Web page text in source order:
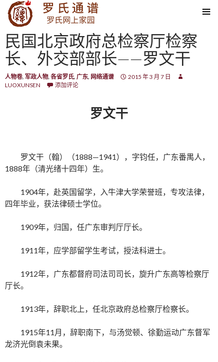
SKIP TO CONTENT
民国北京政府总检察厅检察
长、外交部部长——罗文干
人物卷, 军政人物, 各省罗氏, 广东, 网络通谱
2015 年 3 月 7 日
LUOXUNSEN
添加评论
罗文干
罗文干（翰）（1888—1941），字钧任，广东番禺人，
1888年（清光绪十四年）生。
1904年，赴英国留学，入牛津大学荣誉班，专攻法律，
四年毕业，获法律硕士学位。
1909年，归国，任广东审判厅厅长。
1911年，应学部留学生考试，授法科进士。
1912年，广东都督府司法司司长，旋升广东高等检察厅
厅长。
1913年，辞职北上，任北京政府总检察厅检察长。
1915年11月，辞职南下，与汤觉顿、徐勤运动广东督军
龙济光倒袁未果。